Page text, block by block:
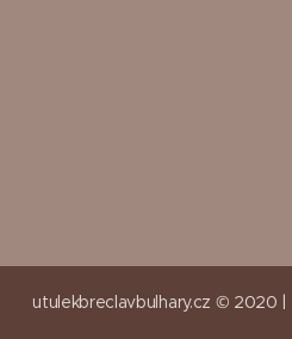
utulekbreclavbulhary.cz © 2020 |